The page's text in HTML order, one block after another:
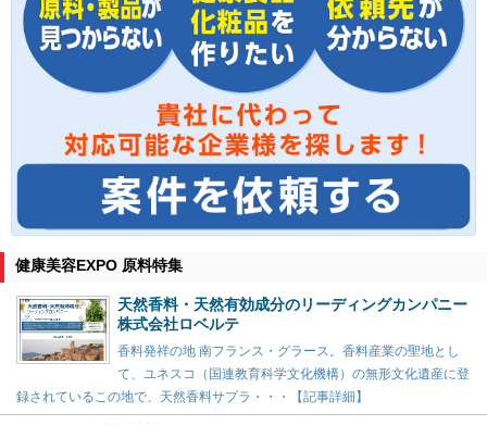
健康美容EXPO 原料特集
天然香料・天然有効成分のリーディングカンパニー
株式会社ロベルテ
香料発祥の地 南フランス・グラース。香料産業の聖地とし
て、ユネスコ（国連教育科学文化機構）の無形文化遺産に登
録されているこの地で、天然香料サプラ・・・【記事詳細】